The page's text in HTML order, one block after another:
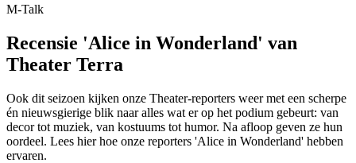
M-Talk
Recensie 'Alice in Wonderland' van
Theater Terra
Ook dit seizoen kijken onze Theater-reporters weer met een scherpe
én nieuwsgierige blik naar alles wat er op het podium gebeurt: van
decor tot muziek, van kostuums tot humor. Na afloop geven ze hun
oordeel. Lees hier hoe onze reporters 'Alice in Wonderland' hebben
ervaren.